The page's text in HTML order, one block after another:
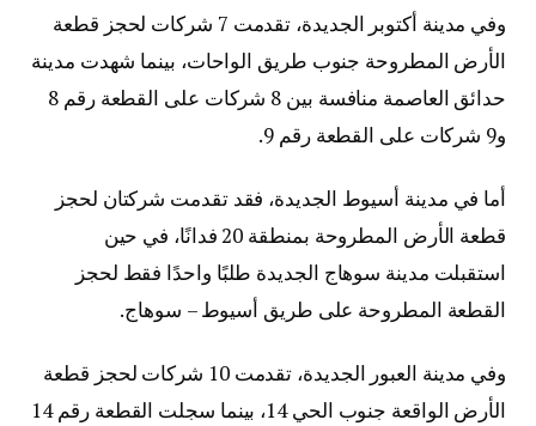
وفي مدينة أكتوبر الجديدة، تقدمت 7 شركات لحجز قطعة
الأرض المطروحة جنوب طريق الواحات، بينما شهدت مدينة
حدائق العاصمة منافسة بين 8 شركات على القطعة رقم 8
و9 شركات على القطعة رقم 9.
أما في مدينة أسيوط الجديدة، فقد تقدمت شركتان لحجز
قطعة الأرض المطروحة بمنطقة 20 فدانًا، في حين
استقبلت مدينة سوهاج الجديدة طلبًا واحدًا فقط لحجز
القطعة المطروحة على طريق أسيوط – سوهاج.
وفي مدينة العبور الجديدة، تقدمت 10 شركات لحجز قطعة
الأرض الواقعة جنوب الحي 14، بينما سجلت القطعة رقم 14